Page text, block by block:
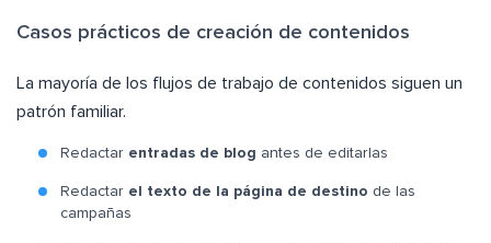
Casos prácticos de creación de contenidos
La mayoría de los flujos de trabajo de contenidos siguen un
patrón familiar.
Redactar entradas de blog antes de editarlas
Redactar el texto de la página de destino de las
campañas